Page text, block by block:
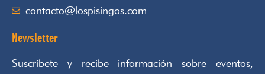
contacto@lospisingos.com
Newsletter
Suscríbete y recibe información sobre eventos,